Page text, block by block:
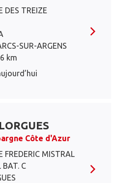
DES TREIZE
SUR-ARGENS
km
Côte d'Azur
FREDERIC MISTRAL
BAT. C